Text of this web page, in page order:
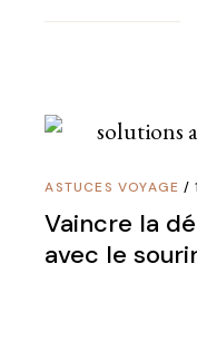
ASTUCES VOYAGE
Vaincre la
avec le